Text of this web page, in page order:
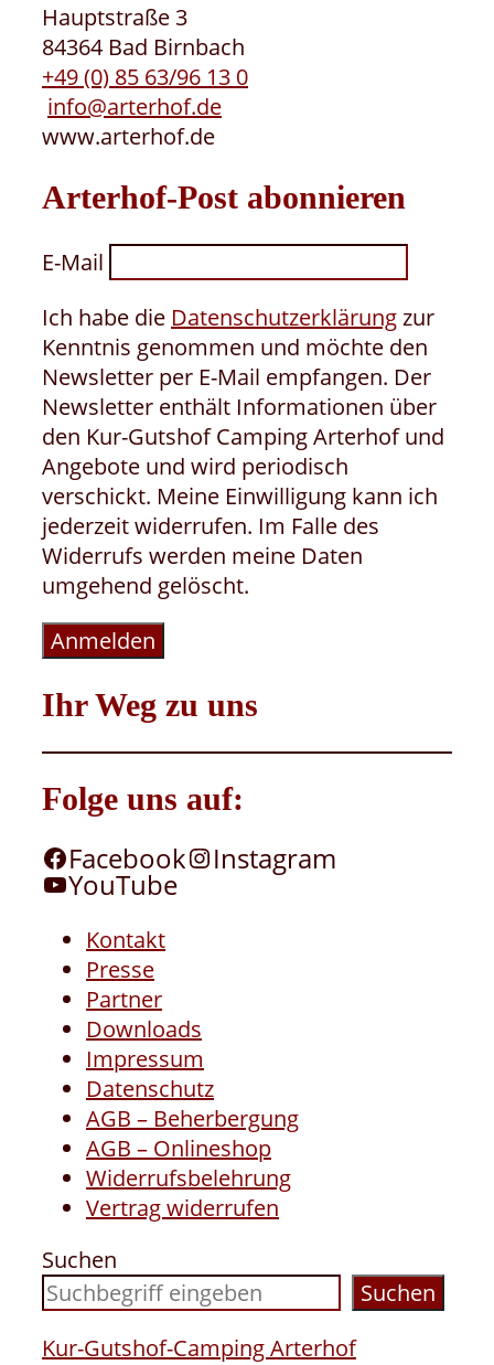
Hauptstraße 3
84364 Bad Birnbach
+49 (0) 85 63/96 13 0
info@arterhof.de
www.arterhof.de
Arterhof-Post abonnieren
E-Mail
Ich habe die Datenschutzerklärungzur
Kenntnis genommen und möchte den
Newsletter per E-Mail empfangen. Der
Newsletter enthält Informationen über
den Kur-Gutshof Camping Arterhof und
Angebote und wird periodisch
verschickt. Meine Einwilligung kann ich
jederzeit widerrufen. Im Falle des
Widerrufs werden meine Daten
umgehend gelöscht.
Anmelden
Ihr Weg zu uns
Folge uns auf:
Facebook
Instagram
YouTube
Kontakt
Presse
Partner
Downloads
Impressum
Datenschutz
AGB – Beherbergung
AGB – Onlineshop
Widerrufsbelehrung
Vertrag widerrufen
Suchen
Suchen
Kur-Gutshof-Camping Arterhof